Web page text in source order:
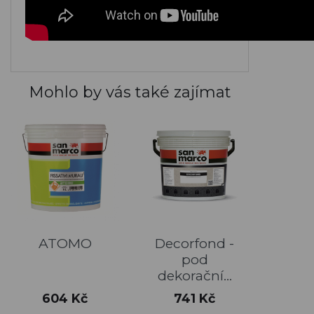
Mohlo by vás také zajímat
ATOMO
Cena
604 Kč
Decorfond -
pod
dekorační...
Cena
741 Kč